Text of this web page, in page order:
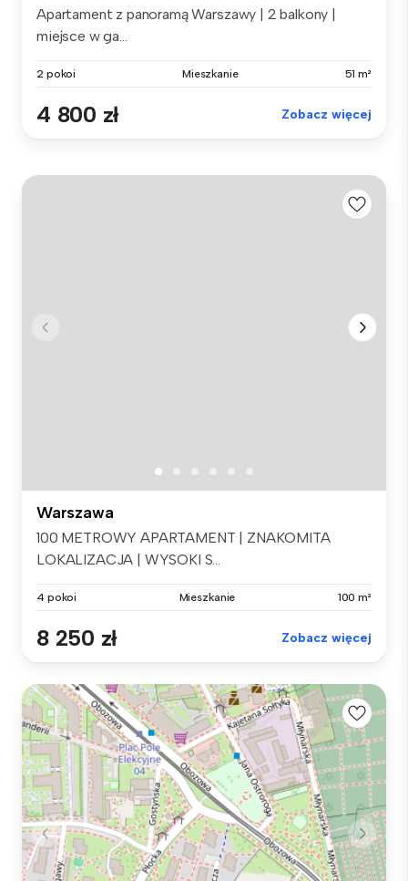
Apartament z panoramą Warszawy | 2 balkony |
miejsce w ga...
2 pokoi Mieszkanie 51 m²
4 800 zł Zobacz więcej
Warszawa
100 METROWY APARTAMENT | ZNAKOMITA
LOKALIZACJA | WYSOKI S...
4 pokoi Mieszkanie 100 m²
8 250 zł Zobacz więcej